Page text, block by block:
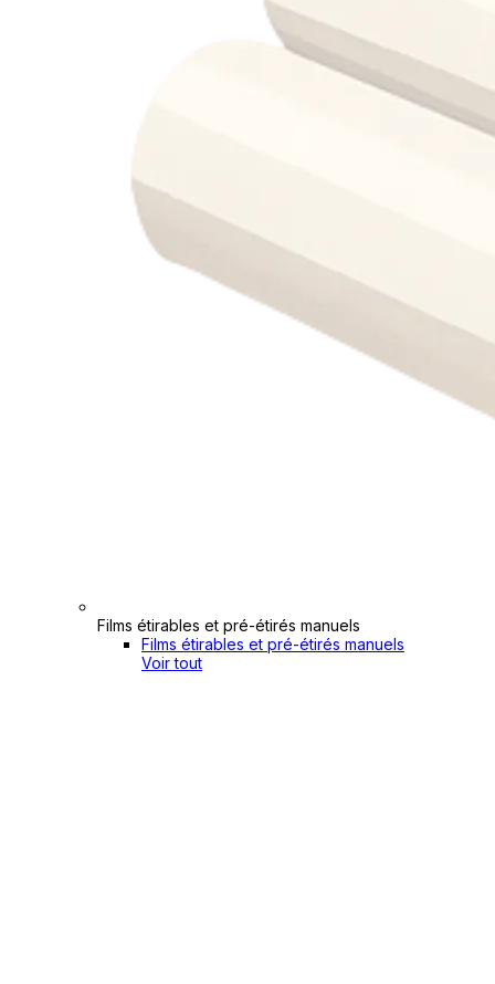
Films étirables et pré-étirés manuels
Films étirables et pré-étirés manuels
Voir tout